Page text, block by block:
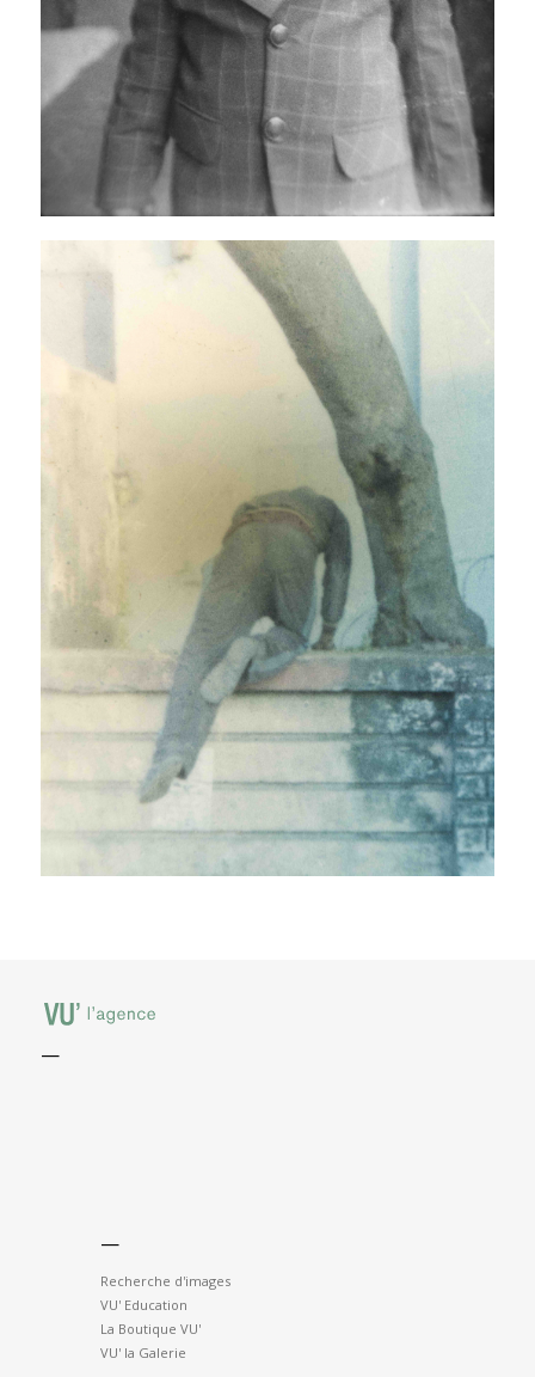
—
—
Recherche d'images
VU' Education
La Boutique VU'
VU' la Galerie